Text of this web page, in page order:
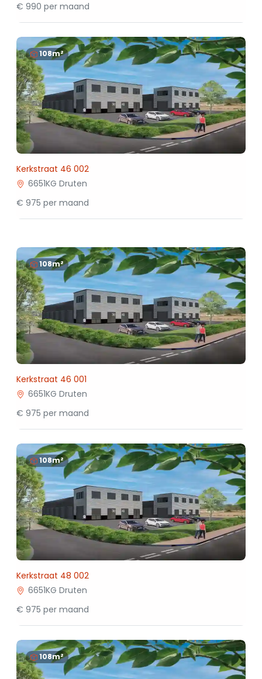
€ 990 per maand
108m²
Kerkstraat 46 002
6651KG Druten
€ 975 per maand
108m²
Kerkstraat 46 001
6651KG Druten
€ 975 per maand
108m²
Kerkstraat 48 002
6651KG Druten
€ 975 per maand
108m²